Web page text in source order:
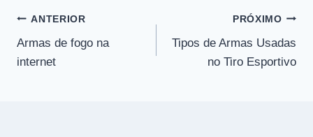
Navegação
de
ANTERIOR
Armas de fogo na
internet
PRÓXIMO
Tipos de Armas Usadas
no Tiro Esportivo